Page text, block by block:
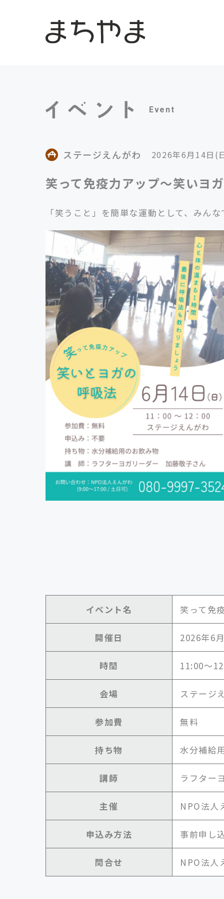
Event
ステージえんがわ 2026年6月14日(
笑って免疫力アップ～笑いヨ
「笑うこと」を簡単な運動として、みん
イベント名 笑って免
開催日 2026年6
時間 11:00～
会場 ステージ
参加費 無料
持ち物 水分補給
講師 ラフター
主催 NPO法人
申込み方法 事前申し
問合せ NPO法人